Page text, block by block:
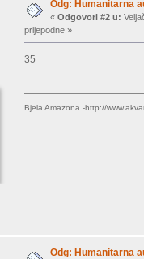
Odg: Humanitarna
« Odgovori #2 u:
prijepodne »
35
Bjela Amazona -http://
Odg: Humanitarna